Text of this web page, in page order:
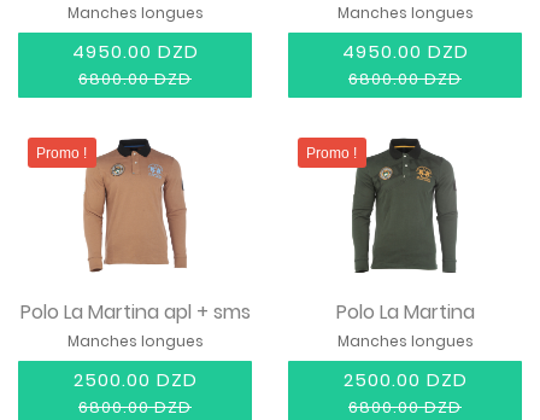
Manches longues
4950.00 DZD
6800.00 DZD
Manches longues
4950.00 DZD
6800.00 DZD
Promo !
Polo La Martina apl + sms
Manches longues
2500.00 DZD
6800.00 DZD
Promo !
Polo La Martina
Manches longues
2500.00 DZD
6800.00 DZD